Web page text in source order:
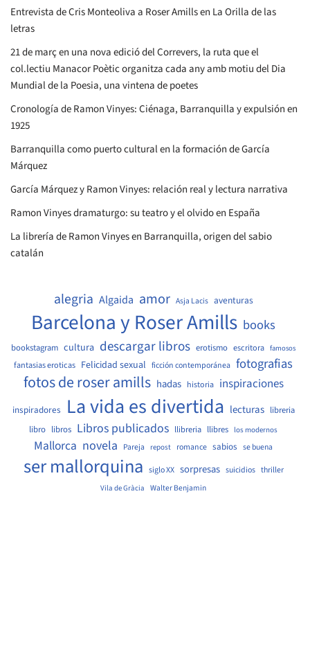
Entrevista de Cris Monteoliva a Roser Amills en La Orilla de las
letras
21 de març en una nova edició del Correvers, la ruta que el
col.lectiu Manacor Poètic organitza cada any amb motiu del Dia
Mundial de la Poesia, una vintena de poetes
Cronología de Ramon Vinyes: Ciénaga, Barranquilla y expulsión en
1925
Barranquilla como puerto cultural en la formación de García
Márquez
García Márquez y Ramon Vinyes: relación real y lectura narrativa
Ramon Vinyes dramaturgo: su teatro y el olvido en España
La librería de Ramon Vinyes en Barranquilla, origen del sabio
catalán
alegria Algaida amor Asja Lacis aventuras
Barcelona y Roser Amills books
bookstagram cultura descargar libros erotismo escritora famosos
fantasias eroticas Felicidad sexual ficción contemporánea fotografias
fotos de roser amills hadas historia inspiraciones
inspiradores La vida es divertida lecturas libreria
libro libros Libros publicados llibreria llibres los modernos
Mallorca novela Pareja repost romance sabios se buena
ser mallorquina siglo XX sorpresas suicidios thriller
Vila de Gràcia Walter Benjamin